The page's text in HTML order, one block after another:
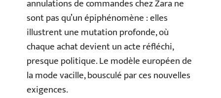
annulations de commandes chez Zara ne
sont pas qu’un épiphénomène : elles
illustrent une mutation profonde, où
chaque achat devient un acte réfléchi,
presque politique. Le modèle européen de
la mode vacille, bousculé par ces nouvelles
exigences.